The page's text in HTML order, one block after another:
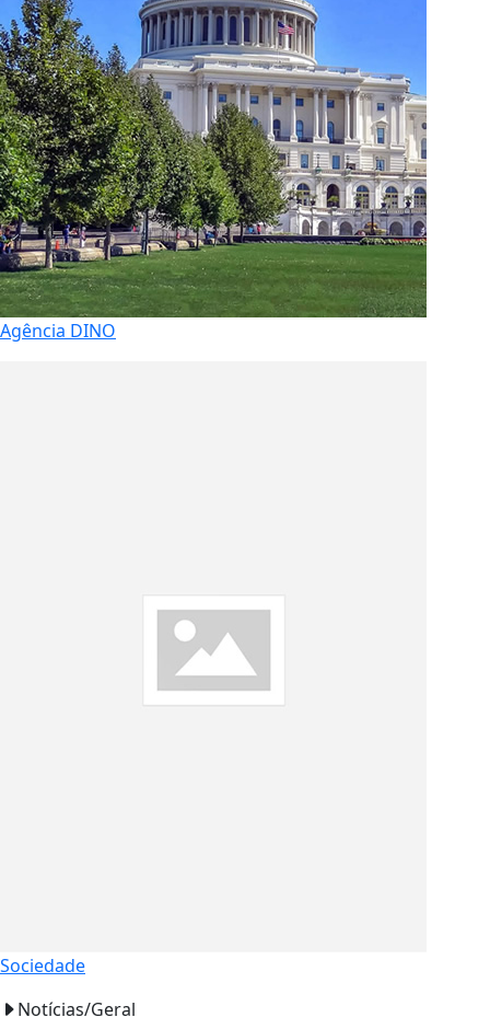
Agência DINO
Sociedade
Notícias/Geral